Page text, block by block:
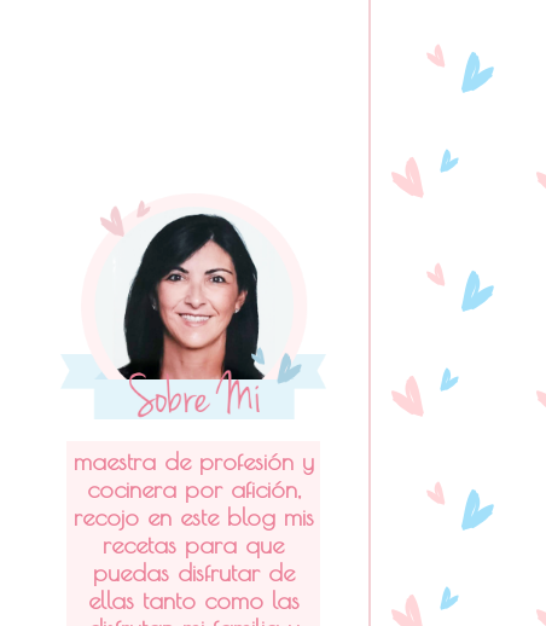
maestra de profesión y
cocinera por afición,
recojo en este blog mis
recetas para que
puedas disfrutar de
ellas tanto como las